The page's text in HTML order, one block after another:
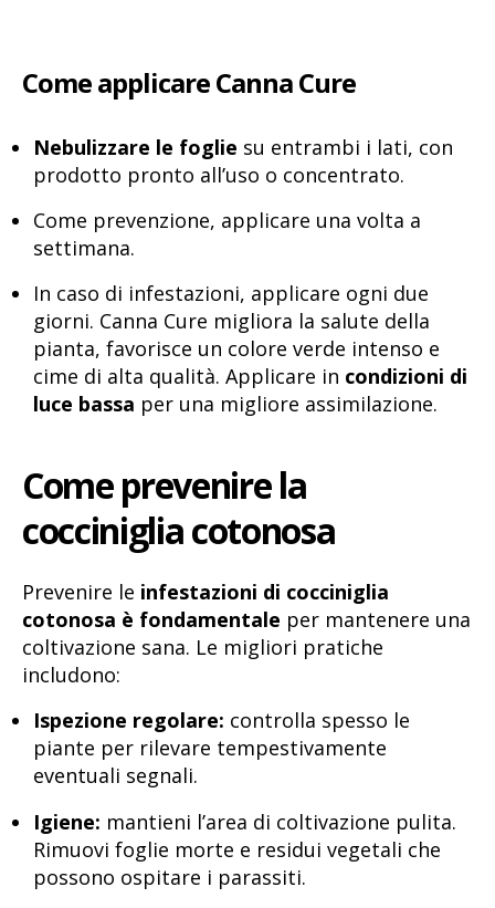
Come applicare Canna Cure
Nebulizzare le foglie su entrambi i lati, con
prodotto pronto all’uso o concentrato.
Come prevenzione, applicare una volta a
settimana.
In caso di infestazioni, applicare ogni due
giorni. Canna Cure migliora la salute della
pianta, favorisce un colore verde intenso e
cime di alta qualità. Applicare in condizioni di
luce bassa per una migliore assimilazione.
Come prevenire la
cocciniglia cotonosa
Prevenire le infestazioni di cocciniglia
cotonosa è fondamentale per mantenere una
coltivazione sana. Le migliori pratiche
includono:
Ispezione regolare: controlla spesso le
piante per rilevare tempestivamente
eventuali segnali.
Igiene: mantieni l’area di coltivazione pulita.
Rimuovi foglie morte e residui vegetali che
possono ospitare i parassiti.